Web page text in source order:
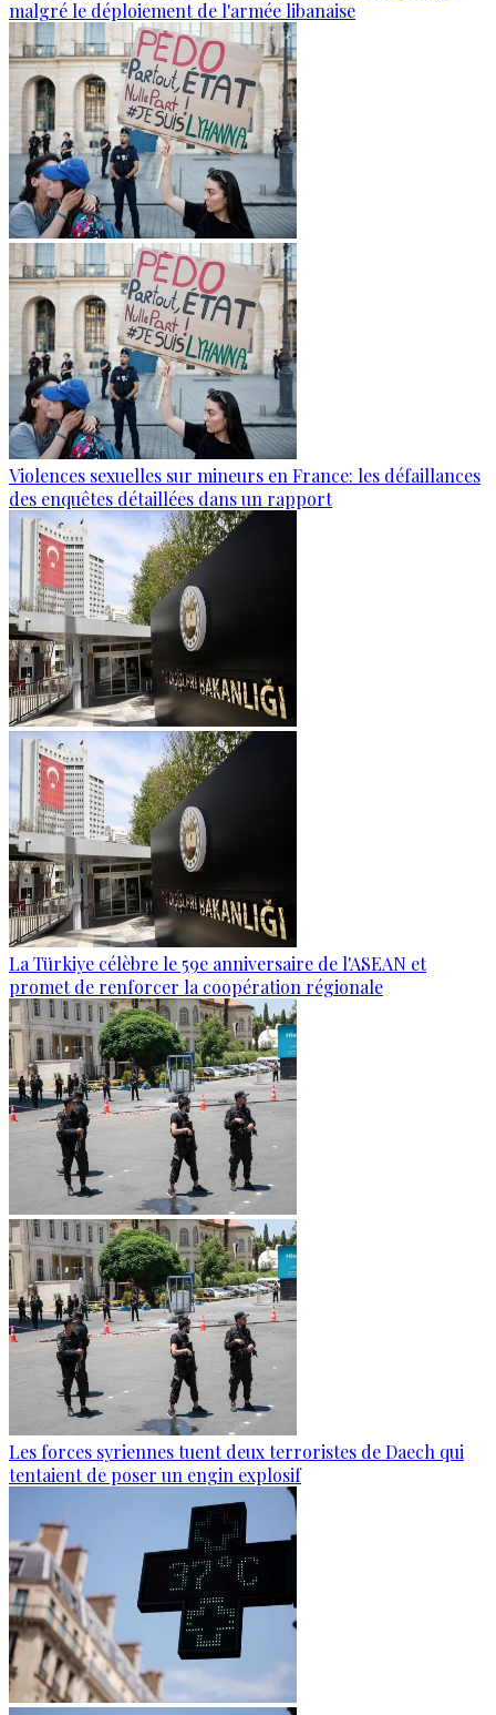
malgré le déploiement de l'armée libanaise
Violences sexuelles sur mineurs en France: les défaillances
des enquêtes détaillées dans un rapport
La Türkiye célèbre le 59e anniversaire de l'ASEAN et
promet de renforcer la coopération régionale
Les forces syriennes tuent deux terroristes de Daech qui
tentaient de poser un engin explosif